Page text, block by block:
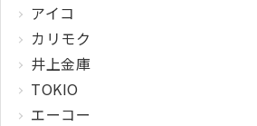
アイコ
カリモク
井上金庫
TOKIO
エーコー